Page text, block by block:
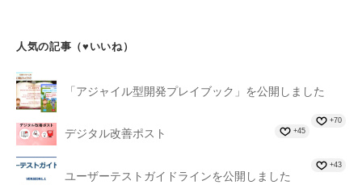
人気の記事（♥いいね）
「アジャイル型開発プレイブック」を公開しました
+70
デジタル改善ポスト +45
ユーザーテストガイドラインを公開しました
+43